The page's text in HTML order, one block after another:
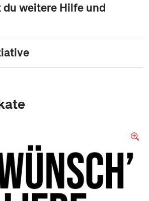
weitere Hilfe und